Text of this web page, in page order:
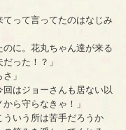
てって言ってたのはなじみ
に。花丸ちゃん達が来る
った！？」
」
回はジョーさんも居ない以
ら守らなきゃ！」
ういう所は苦手だろうか